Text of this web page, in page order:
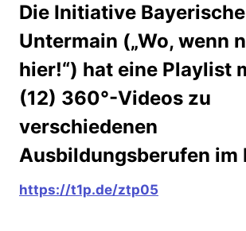
Die Initiative
Untermain („Wo, wenn
hier!“) hat eine Playlist
(12) 360°-Videos zu
verschiedenen
Ausbildungsberufen im
https://t1p.de/ztp05